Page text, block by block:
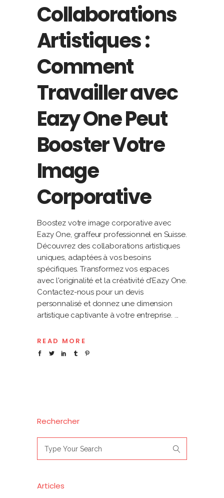
Collaborations
Artistiques :
Comment
Travailler avec
Eazy One Peut
Booster Votre
Image
Corporative
Boostez votre image corporative avec
Eazy One, graffeur professionnel en Suisse.
Découvrez des collaborations artistiques
uniques, adaptées à vos besoins
spécifiques. Transformez vos espaces
avec l'originalité et la créativité d'Eazy One.
Contactez-nous pour un devis
personnalisé et donnez une dimension
artistique captivante à votre entreprise.
READ MORE
Rechercher
for:
Articles